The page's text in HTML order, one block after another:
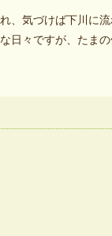
、気づけば下川に
々ですが、たま